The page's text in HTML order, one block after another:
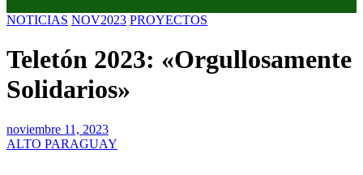
NOTICIAS NOV2023 PROYECTOS
Teletón 2023: «Orgullosamente
Solidarios»
noviembre 11, 2023
ALTO PARAGUAY